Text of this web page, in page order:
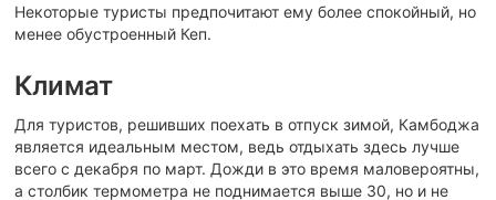
Некоторые туристы предпочитают ему более спокойный, но
менее обустроенный Кеп.
Климат
Для туристов, решивших поехать в отпуск зимой, Камбоджа
является идеальным местом, ведь отдыхать здесь лучше
всего с декабря по март. Дожди в это время маловероятны,
а столбик термометра не поднимается выше 30, но и не